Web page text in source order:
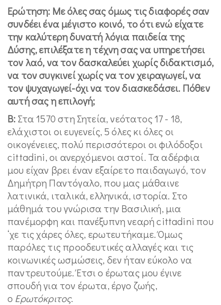
Ερώτηση: Με όλες σας όμως τις διαφορές σαν
συνδέει ένα μέγιστο κοινό, το ότι ενώ είχατε
την καλύτερη δυνατή λόγια παιδεία της
Δύσης, επιλέξατε η τέχνη σας να υπηρετήσει
τον λαό, να τον δασκαλεύει χωρίς διδακτισμό,
να τον συγκινεί χωρίς να τον χειραγωγεί, να
τον ψυχαγωγεί-όχι να τον διασκεδάσει. Πόθεν
αυτή σας η επιλογή;
Β: Στα 1570 στη Σητεία, νεότατος 17 - 18,
ελάχιστοι οι ευγενείς, 5 όλες κι όλες οι
οικογένειες, πολύ περισσότεροι οι φιλόδοξοι
cittadini, οι ανερχόμενοι αστοί. Τα αδέρφια
μου είχαν βρει έναν εξαίρετο παιδαγωγό, τον
Δημήτρη Παντόγαλο, που μας μάθαινε
λατινικά, ιταλικά, ελληνικά, ιστορία. Στο
μάθημά του γνώρισα την Βασιλική, μια
πανέμορφη και πανέξυπνη νεαρή cittadini που
‘χε τις χάρες όλες, ερωτευτήκαμε. Όμως
παρόλες τις προοδευτικές αλλαγές και τις
κοινωνικές ωσμώσεις, δεν ήταν εύκολο να
παντρευτούμε. Έτσι ο έρωτας μου έγινε
σπουδή για τον έρωτα, έργο ζωής,
ο Ερωτόκριτος.